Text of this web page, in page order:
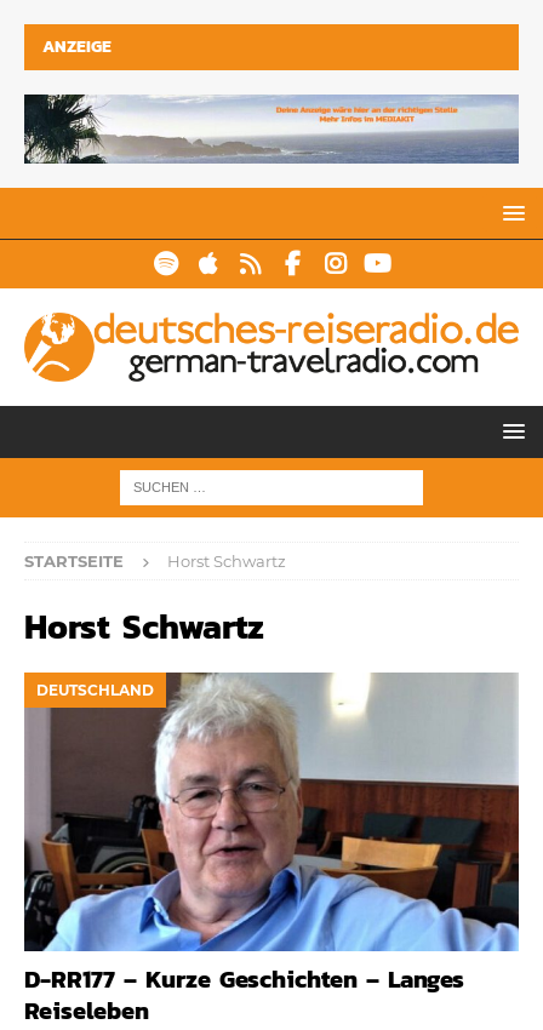
ANZEIGE
STARTSEITE Horst Schwartz
Horst Schwartz
DEUTSCHLAND
D-RR177 – Kurze Geschichten – Langes
Reiseleben